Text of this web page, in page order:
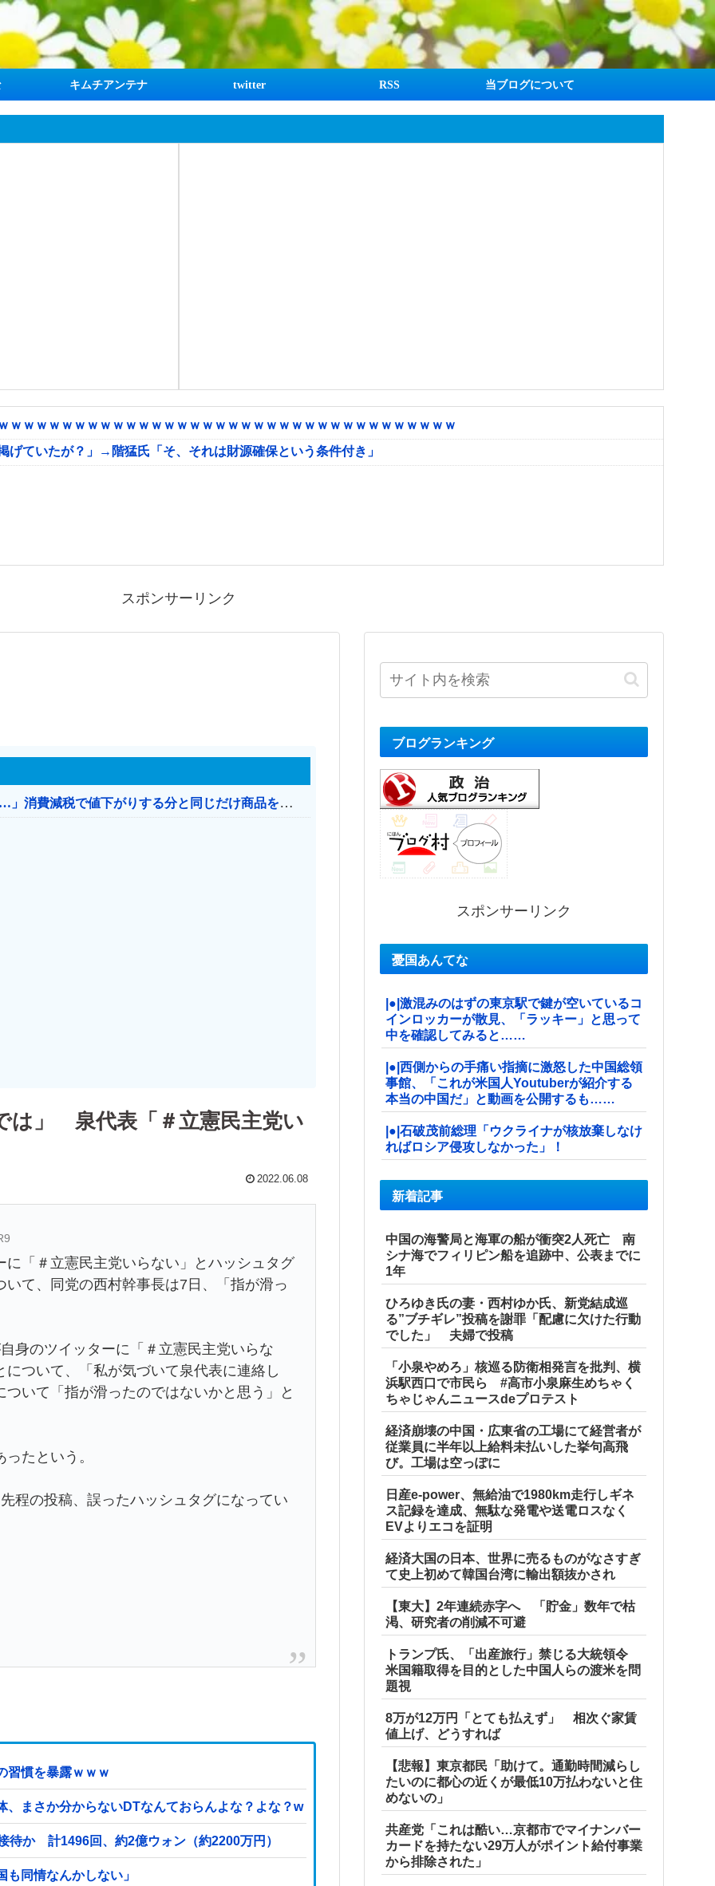
キムチアンテナ twitter RSS 当ブログについて
ｗｗｗｗｗｗｗｗｗｗｗｗｗｗｗｗｗｗｗｗｗｗｗｗｗｗｗｗｗｗｗｗｗｗ
ていたが？」→階猛氏「そ、それは財源確保という条件付き」
スポンサーリンク
【消費税率1％】 「下げるのが筋なんですけど…」消費減税で値下がりする分と同じだけ商品を値上げして店頭価格を変えない店も
は」 泉代表「＃立憲民主党い
2022.06.08
「＃立憲民主党いらない」とハッシュタグ
て、同党の西村幹事長は7日、「指が滑っ
身のツイッターに「＃立憲民主党いらな
ついて、「私が気づいて泉代表に連絡し
いて「指が滑ったのではないかと思う」と
たという。
程の投稿、誤ったハッシュタグになってい
習慣を暴露ｗｗｗ
まさか分からないDTなんておらんよな？よな？w w w w w w w w w w w
待か 計1496回、約2億ウォン（約2200万円）
同情なんかしない」
ブログランキング
スポンサーリンク
憂国あんてな
|●|激混みのはずの東京駅で鍵が空いているコ
インロッカーが散見、「ラッキー」と思って
中を確認してみると……
|●|西側からの手痛い指摘に激怒した中国総領
事館、「これが米国人Youtuberが紹介する
本当の中国だ」と動画を公開するも……
|●|石破茂前総理「ウクライナが核放棄しなけ
ればロシア侵攻しなかった」！
新着記事
中国の海警局と海軍の船が衝突2人死亡 南
シナ海でフィリピン船を追跡中、公表までに
1年
ひろゆき氏の妻・西村ゆか氏、新党結成巡
る”ブチギレ”投稿を謝罪「配慮に欠けた行動
でした」 夫婦で投稿
「小泉やめろ」核巡る防衛相発言を批判、横
浜駅西口で市民ら #高市小泉麻生めちゃく
ちゃじゃんニュースdeプロテスト
経済崩壊の中国・広東省の工場にて経営者が
従業員に半年以上給料未払いした挙句高飛
び。工場は空っぽに
日産e-power、無給油で1980km走行しギネ
ス記録を達成、無駄な発電や送電ロスなく
EVよりエコを証明
経済大国の日本、世界に売るものがなさすぎ
て史上初めて韓国台湾に輸出額抜かされ
【東大】2年連続赤字へ 「貯金」数年で枯
渇、研究者の削減不可避
トランプ氏、「出産旅行」禁じる大統領令
米国籍取得を目的とした中国人らの渡米を問
題視
8万が12万円「とても払えず」 相次ぐ家賃
値上げ、どうすれば
【悲報】東京都民「助けて。通勤時間減らし
たいのに都心の近くが最低10万払わないと住
めないの」
共産党「これは酷い…京都市でマイナンバー
カードを持たない29万人がポイント給付事業
から排除された」